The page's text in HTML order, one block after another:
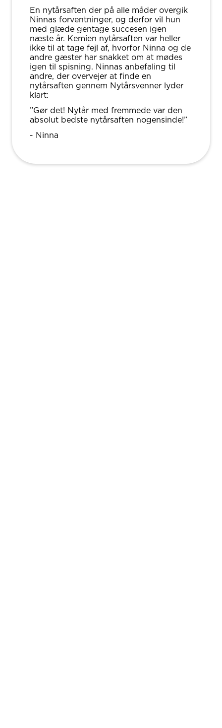
En nytårsaften der på alle måder overgik
Ninnas forventninger, og derfor vil hun
med glæde gentage succesen igen
næste år. Kemien nytårsaften var heller
ikke til at tage fejl af, hvorfor Ninna og de
andre gæster har snakket om at mødes
igen til spisning. Ninnas anbefaling til
andre, der overvejer at finde en
nytårsaften gennem Nytårsvenner lyder
klart:
”Gør det! Nytår med fremmede var den
absolut bedste nytårsaften nogensinde!”
- Ninna